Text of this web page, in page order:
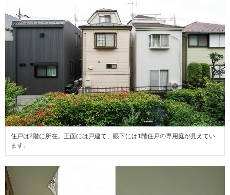
住戸は2階に所在。正面には戸建て、眼下には1階住戸の専用庭が見えてい
ます。